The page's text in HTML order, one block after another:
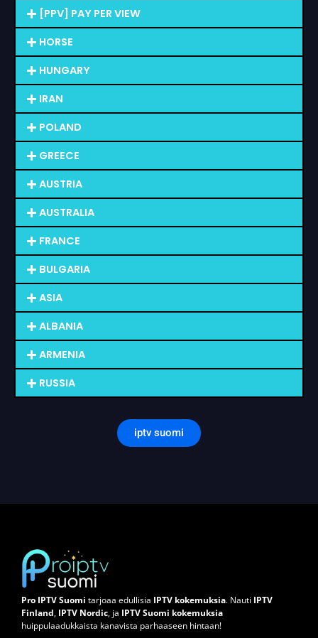
[PPV] PAY PER VIEW
HORSE
HUNGARY
IRAN
POLAND
GREECE
AUSTRIA
AUSTRALIA
FRANCE
BULGARIA
ASIA
ALBANIA
ARMENIA
RUSSIA
iptv suomi
Pro IPTV Suomi tarjoaa edullisia IPTV kokemuksia. Nauti IPTV
Finland, IPTV Nordic, ja IPTV Suomi kokemuksia
huippulaadukkaista kanavista parhaaseen hintaan!